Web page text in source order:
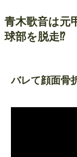
青木歌音は元
球部を脱走⁉︎
バレて顔面骨